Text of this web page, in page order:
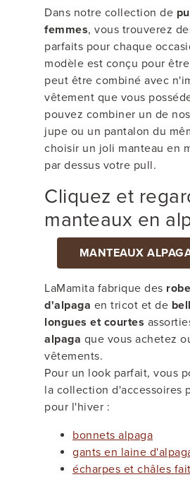
Dans notre collection de
femmes, vous trouverez
parfaits pour chaque
modèle est conçu pour
peut être combiné avec
vêtement que vous
pouvez combiner un de
jupe ou un pantalon du
choisir un joli manteau en
par dessus votre pull.
Cliquez et
manteaux en
MANTEAUX
LaMamita fabrique des
d'alpaga en tricot et de
longues et courtes
alpaga que vous achetez
vêtements.
Pour un look parfait, vous
la collection d'accessoires
pour l'hiver :
bonnets alpaga
gants en laine
écharpes et châles